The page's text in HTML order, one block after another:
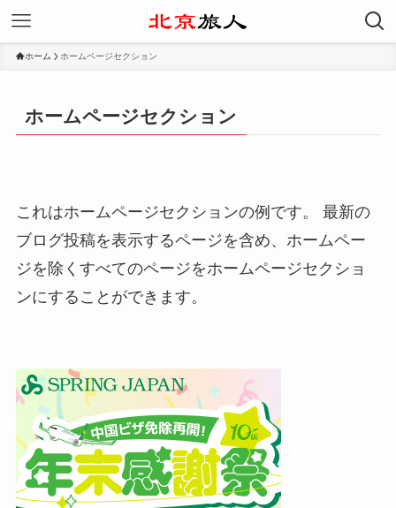
ホーム ホームページセクション
ホームページセクション
これはホームページセクションの例です。 最新の
ブログ投稿を表示するページを含め、ホームペー
ジを除くすべてのページをホームページセクショ
ンにすることができます。